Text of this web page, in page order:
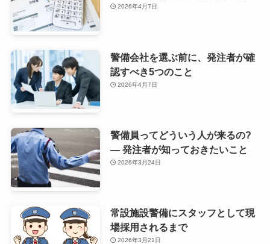
2026年4月7日
警備会社を選ぶ前に、発注者が確
認すべき5つのこと
2026年4月7日
警備員ってどういう人が来るの?
— 発注者が知っておきたいこと
2026年3月24日
常設施設警備にスタッフとして現
場採用されるまで
2026年3月21日